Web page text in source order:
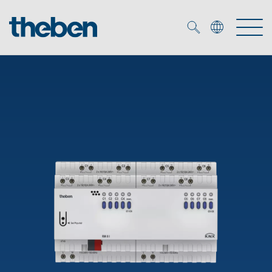
Smart Home
Aanwezigheids- en bewegingsmelders
LED spot
OEM-oplossingen
OEM-experts
Referenties
Oplossingen
Tijd- en lichtregeling
DALI-2 lichtregeling
Mediatheek
Onderneming